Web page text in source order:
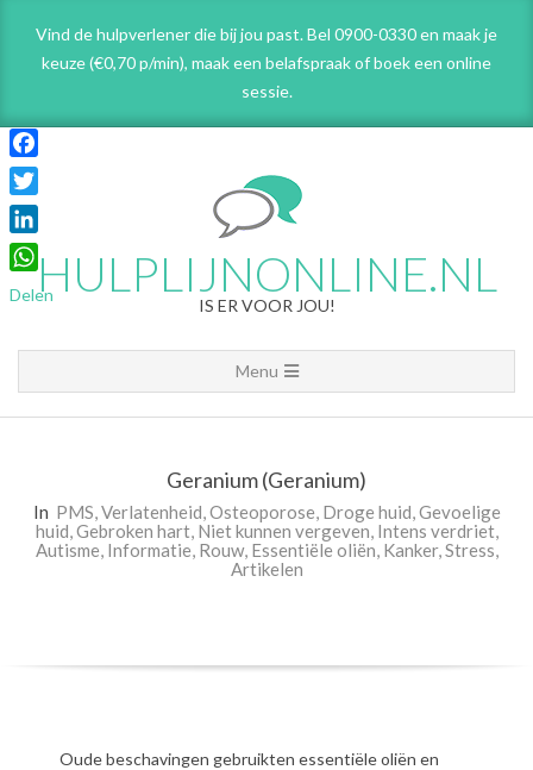
content
Vind de hulpverlener die bij jou past. Bel 0900-0330 en maak je
keuze (€0,70 p/min), maak een belafspraakof boek een online
sessie.
HULPLIJNONLINE.NL
IS ER VOOR JOU!
Navigation
Menu
Menu
Geranium (Geranium)
In PMS,Verlatenheid,Osteoporose, Droge huid,Gevoelige
huid,Gebroken hart, Niet kunnen vergeven, Intens verdriet,
Autisme, Informatie, Rouw, Essentiële oliën, Kanker,Stress,
Artikelen
Oude beschavingen gebruikten essentiële oliën en
Facebook
Twitter
LinkedIn
WhatsApp
Delen